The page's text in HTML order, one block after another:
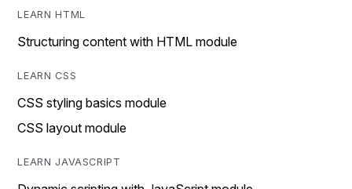
LEARN HTML
Structuring content with HTML module
LEARN CSS
CSS styling basics module
CSS layout module
LEARN JAVASCRIPT